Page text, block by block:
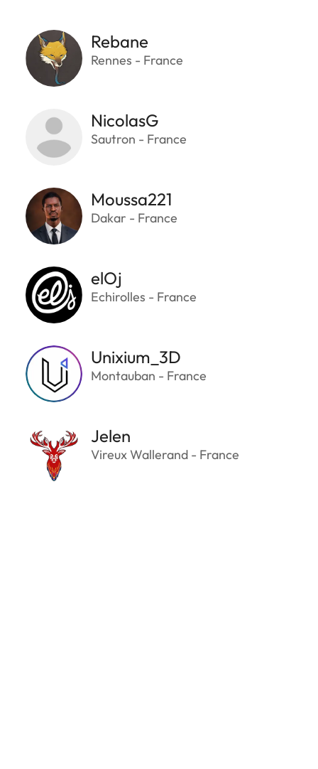
Rebane
Rennes - France
NicolasG
Sautron - France
Moussa221
Dakar - France
elOj
Echirolles - France
Unixium_3D
Montauban - France
Jelen
Vireux Wallerand - France